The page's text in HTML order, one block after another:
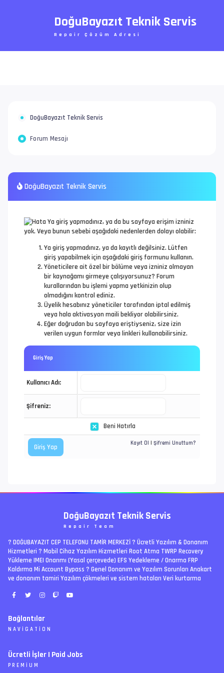
DoğuBayazıt Teknik Servis
Repair Çözüm Adresi
DoğuBayazıt Teknik Servis
Forum Mesajı
DoğuBayazıt Teknik Servis
Ya giriş yapmadınız, ya da bu sayfaya erişim izniniz
yok. Veya bunun sebebi aşağıdaki nedenlerden dolayı olabilir:
Ya giriş yapmadınız, ya da kayıtlı değilsiniz. Lütfen
giriş yapabilmek için aşağıdaki giriş formunu kullanın.
Yöneticilere ait özel bir bölüme veya izniniz olmayan
bir kaynağamı girmeye çalışıyorsunuz? Forum
kurallarından bu işlemi yapma yetkinizin olup
olmadığını kontrol ediniz.
Üyelik hesabınız yöneticiler tarafından iptal edilmiş
veya hala aktivasyon maili bekliyor olabilirsiniz.
Eğer doğrudan bu sayfaya eriştiyseniz, size izin
verilen uygun formlar veya linkleri kullanabilirsiniz.
Giriş Yap
Kullanıcı Adı:
Şifreniz:
Beni Hatırla
Kayıt Ol | Şifremi Unuttum?
DoğuBayazıt Teknik Servis
Repair Team
? DOĞUBAYAZIT CEP TELEFONU TAMİR MERKEZİ ?️ Ücretli Yazılım & Donanım
Hizmetleri ? Mobil Cihaz Yazılım Hizmetleri Root Atma TWRP Recovery
Yükleme IMEI Onarımı (Yasal çerçevede) EFS Yedekleme / Onarma FRP
Kaldırma Mi Account Bypass ? Genel Donanım ve Yazılım Sorunları Anakart
ve donanım tamiri Yazılım çökmeleri ve sistem hataları Veri kurtarma
Bağlantılar
NAVIGATION
Arşiv
Ajanda
Ücretli İşler | Paid Jobs
PREMIUM